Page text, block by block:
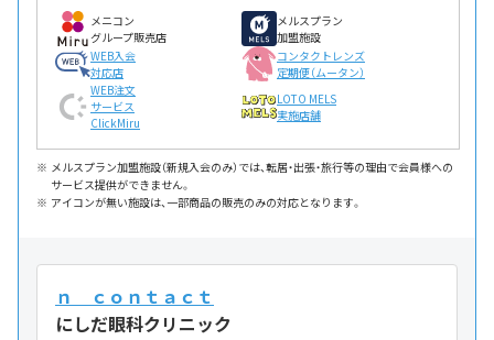
メニコン
グループ販売店
メルスプラン
加盟施設
WEB入会
対応店
コンタクトレンズ
定期便（ムータン）
WEB注文
サービス
ClickMiru
LOTO MELS
実施店舗
メルスプラン加盟施設（新規入会のみ）では、転居・出張・旅行等の理由で会員様への
サービス提供ができません。
アイコンが無い施設は、一部商品の販売のみの対応となります。
ｎ ｃｏｎｔａｃｔ
にしだ眼科クリニック